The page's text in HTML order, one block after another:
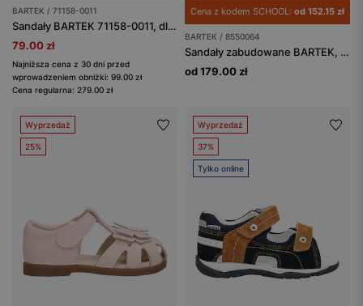
BARTEK / 71158-0011
Sandały BARTEK 71158-0011, dla dziewcząt, szaro-różowy
79.00 zł
Najniższa cena z 30 dni przed
wprowadzeniem obniżki: 99.00 zł
Cena regularna: 279.00 zł
Cena z kodem SCHOOL: od 152.15 zł
BARTEK / 8550064
Sandały zabudowane BARTEK, 85500-64, dla dziewcząt, beżowo-złote
od 179.00 zł
Wyprzedaż
25%
Wyprzedaż
37%
Tylko online